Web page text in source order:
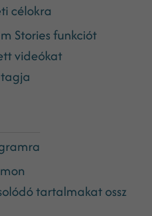
célokra
Stories funkciót
videókat
tartalmakat ossz